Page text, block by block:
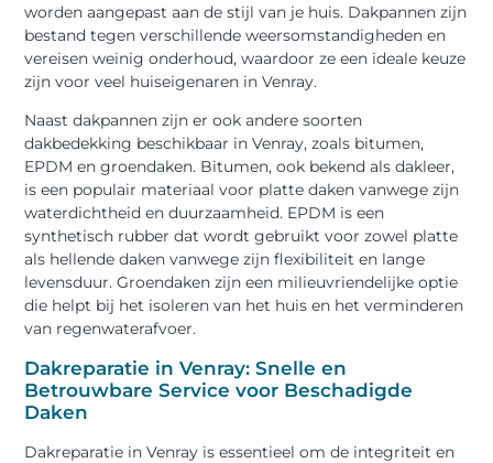
worden aangepast aan de stijl van je huis. Dakpannen zijn
bestand tegen verschillende weersomstandigheden en
vereisen weinig onderhoud, waardoor ze een ideale keuze
zijn voor veel huiseigenaren in Venray.
Naast dakpannen zijn er ook andere soorten
dakbedekking beschikbaar in Venray, zoals bitumen,
EPDM en groendaken. Bitumen, ook bekend als dakleer,
is een populair materiaal voor platte daken vanwege zijn
waterdichtheid en duurzaamheid. EPDM is een
synthetisch rubber dat wordt gebruikt voor zowel platte
als hellende daken vanwege zijn flexibiliteit en lange
levensduur. Groendaken zijn een milieuvriendelijke optie
die helpt bij het isoleren van het huis en het verminderen
van regenwaterafvoer.
Dakreparatie in Venray: Snelle en
Betrouwbare Service voor Beschadigde
Daken
Dakreparatie in Venray is essentieel om de integriteit en